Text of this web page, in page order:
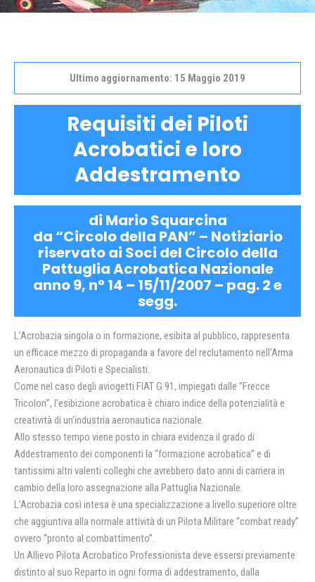
Ultimo aggiornamento: 15 Maggio 2019
Requisiti dei Piloti
Acrobatici e loro
Addestramento
di Mario Squarcina
da “Circolo della PAN” – Notiziario
riservato ai Soci del Circolo della
Pattuglia Acrobatica Nazionale
anno 9, n° 14 – 15/11/2007 – pag. 2 e
segg.
L’Acrobazia singola o in formazione, esibita al pubblico, rappresenta
un efficace mezzo di propaganda a favore del reclutamento nell’Arma
Aeronautica di Piloti e Specialisti.
Come nel caso degli aviogetti FIAT G 91, impiegati dalle “Frecce
Tricolori”, l’esibizione acrobatica è chiaro indice della potenzialità e
creatività di un’industria aeronautica nazionale.
Allo stesso tempo viene posto in chiara evidenza il grado di
Addestramento dei componenti la “formazione acrobatica” e di
tantissimi altri valenti colleghi che avrebbero dato anni di carriera in
cambio della loro assegnazione alla Pattuglia Nazionale.
L’Acrobazia così intesa è una specializzazione a livello superiore oltre
che aggiuntiva alla normale attività di un Pilota Militare “combat ready”
ovvero “pronto al combattimento”.
Un Allievo Pilota Acrobatico Professionista deve essersi previamente
distinto al suo Reparto in ogni forma di addestramento, dalla